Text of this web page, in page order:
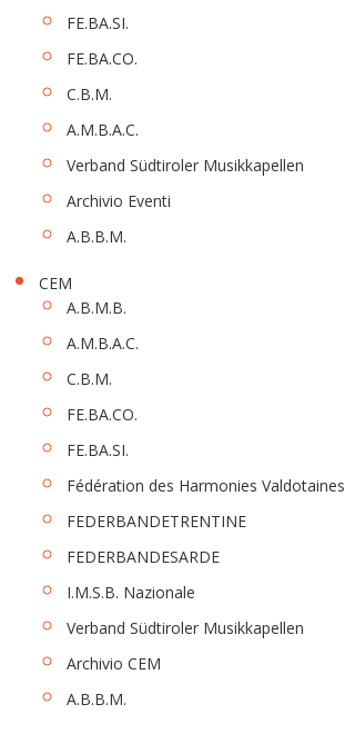
FE.BA.SI.
FE.BA.CO.
C.B.M.
A.M.B.A.C.
Verband Südtiroler Musikkapellen
Archivio Eventi
A.B.B.M.
CEM
A.B.M.B.
A.M.B.A.C.
C.B.M.
FE.BA.CO.
FE.BA.SI.
Fédération des Harmonies Valdotaines
FEDERBANDETRENTINE
FEDERBANDESARDE
I.M.S.B. Nazionale
Verband Südtiroler Musikkapellen
Archivio CEM
A.B.B.M.